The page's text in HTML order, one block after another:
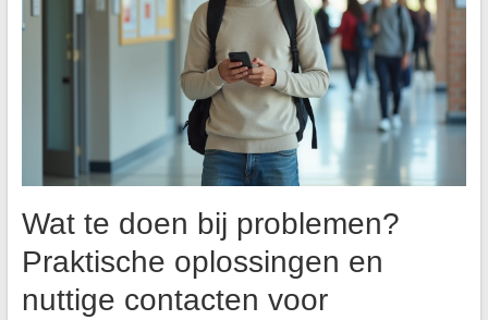
Wat te doen bij problemen?
Praktische oplossingen en
nuttige contacten voor